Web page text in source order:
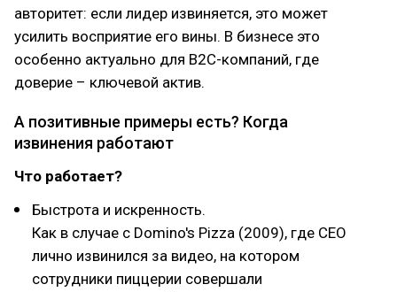
авторитет: если лидер извиняется, это может
усилить восприятие его вины. В бизнесе это
особенно актуально для B2C-компаний, где
доверие – ключевой актив.
А позитивные примеры есть? Когда
извинения работают
Что работает?
Быстрота и искренность.
Как в случае с Domino's Pizza (2009), где CEO
лично извинился за видео, на котором
сотрудники пиццерии совершали